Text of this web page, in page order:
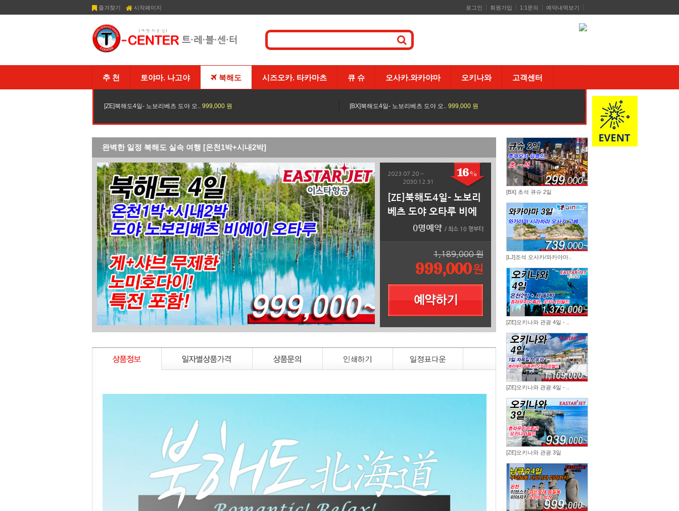
즐겨찾기 시작페이지 로그인 회원가입 1:1문의 예약내역보기
추 천 토야마. 나고야 북해도 시즈오카. 타카마츠 큐 슈 오사카.와카야마 오키나와 고객센터
[ZE]북해도4일- 노보리베츠 도야 오.. 999,000 원 [BX]북해도4일- 노보리베츠 도야 오.. 999,000 원
완벽한 일정 북해도 실속 여행 [온천1박+시내2박]
16%
2023.07.20 ~
2030.12.31
[ZE]북해도4일- 노보리
베츠 도야 오타루 비에
0명예약 / 최소 10 명부터
1,189,000 원
999,000원
[BX] 초석 큐슈 2일
[LJ]조석 오사카/와카야마..
[ZE]오키나와 관광 4일 - ..
[ZE]오키나와 관광 4일 - ..
[ZE]오키나와 관광 3일